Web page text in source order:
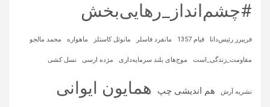
#چشم‌انداز_رهایی‌بخش
فریبرز رئیس‌دانا قیام 1357 مانفرد فاسلر مانوئل کاستلز ماهواره‌ محمد مالجو
مقاومت_زندگی_است موج‌های بلند سرمایه‌داری مژده ارسی نسل کشی
نشریه آرش هم اندیشی چپ همایون ایوانی